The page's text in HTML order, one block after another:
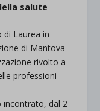
salute
di Laurea in
di Mantova
rivolto a
professioni
incontrato, dal 2